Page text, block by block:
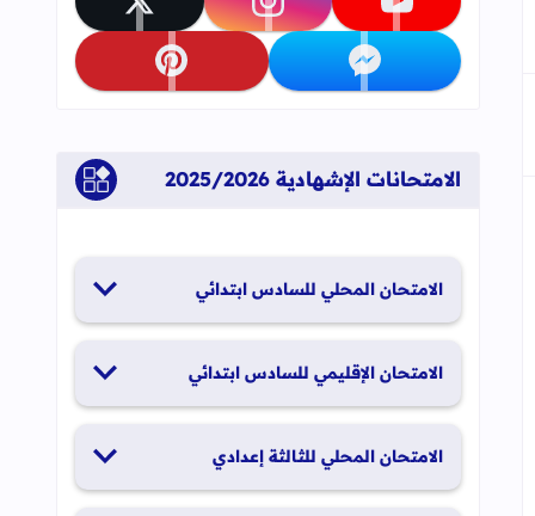
تابعنا على youtube تابعنا على instagram تابعنا على x
تابعنا على messenger تابعنا على pinterest
الامتحانات الإشهادية 2025/2026
الامتحان المحلي للسادس ابتدائي
الامتحان الإقليمي للسادس ابتدائي
الامتحان المحلي للثالثة إعدادي